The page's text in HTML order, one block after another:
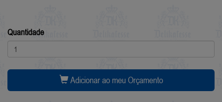
Quantidade
Adicionar ao meu Orçamento